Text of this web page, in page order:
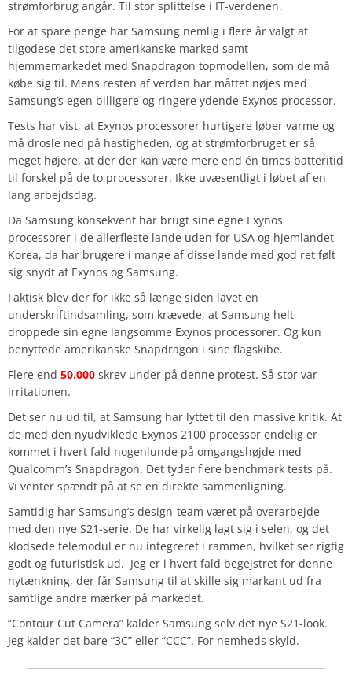
strømforbrug angår. Til stor splittelse i IT-verdenen.
For at spare penge har Samsung nemlig i flere år valgt at
tilgodese det store amerikanske marked samt
hjemmemarkedet med Snapdragon topmodellen, som de må
købe sig til. Mens resten af verden har måttet nøjes med
Samsung’s egen billigere og ringere ydende Exynos processor.
Tests har vist, at Exynos processorer hurtigere løber varme og
må drosle ned på hastigheden, og at strømforbruget er så
meget højere, at der der kan være mere end én times batteritid
til forskel på de to processorer. Ikke uvæsentligt i løbet af en
lang arbejdsdag.
Da Samsung konsekvent har brugt sine egne Exynos
processorer i de allerfleste lande uden for USA og hjemlandet
Korea, da har brugere i mange af disse lande med god ret følt
sig snydt af Exynos og Samsung.
Faktisk blev der for ikke så længe siden lavet en
underskriftindsamling, som krævede, at Samsung helt
droppede sin egne langsomme Exynos processorer. Og kun
benyttede amerikanske Snapdragon i sine flagskibe.
Flere end 50.000 skrev under på denne protest. Så stor var
irritationen.
Det ser nu ud til, at Samsung har lyttet til den massive kritik. At
de med den nyudviklede Exynos 2100 processor endelig er
kommet i hvert fald nogenlunde på omgangshøjde med
Qualcomm’s Snapdragon. Det tyder flere benchmark tests på.
Vi venter spændt på at se en direkte sammenligning.
Samtidig har Samsung’s design-team været på overarbejde
med den nye S21-serie. De har virkelig lagt sig i selen, og det
klodsede telemodul er nu integreret i rammen, hvilket ser rigtig
godt og futuristisk ud. Jeg er i hvert fald begejstret for denne
nytænkning, der får Samsung til at skille sig markant ud fra
samtlige andre mærker på markedet.
”Contour Cut Camera” kalder Samsung selv det nye S21-look.
Jeg kalder det bare “3C” eller “CCC”. For nemheds skyld.